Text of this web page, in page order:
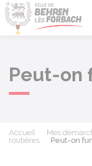
Peut-on
Accueil Mes
routières
Peut-on